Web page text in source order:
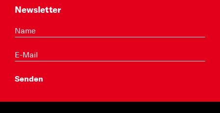
Newsletter